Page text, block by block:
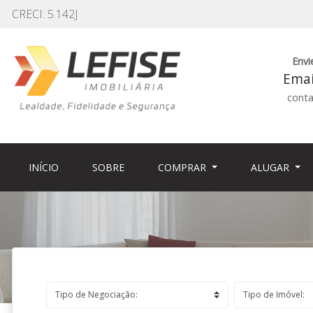
CRECI: 5.142J
INÍCIO (CURRENT)SOBRE(CURRENT)COMPRAR ALUGAR